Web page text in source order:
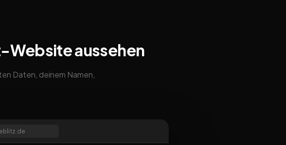
aussehen
Daten, deinem Namen,